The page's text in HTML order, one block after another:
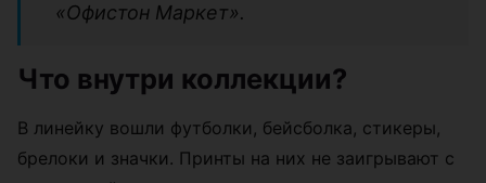
«Офистон Маркет».
Что внутри коллекции?
В линейку вошли футболки, бейсболка, стикеры,
брелоки и значки. Принты на них не заигрывают с